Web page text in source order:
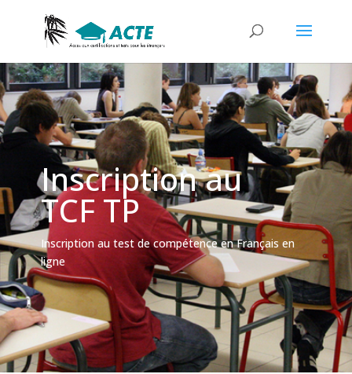
Inscription au
TCF TP
Inscription au test de compétence en Français en
ligne